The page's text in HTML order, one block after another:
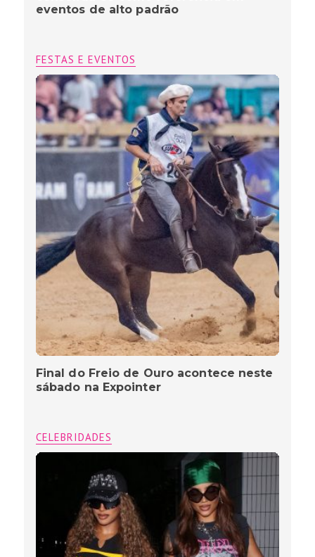
eventos de alto padrão
FESTAS E EVENTOS
Final do Freio de Ouro acontece neste
sábado na Expointer
CELEBRIDADES